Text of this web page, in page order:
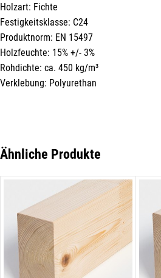
Holzart: Fichte
Festigkeitsklasse: C24
Produktnorm: EN 15497
Holzfeuchte: 15% +/- 3%
Rohdichte: ca. 450 kg/m³
Verklebung: Polyurethan
Ähnliche Produkte